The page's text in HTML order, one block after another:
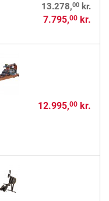
13.278,00kr.
7.795,00kr.
12.995,00kr.